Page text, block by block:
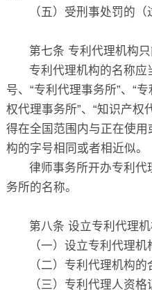
（五）受刑事处罚的（
第七条 专利代理机构
专利代理机构的名称
号、“专利代理事务所”、“
权代理事务所”、“知识产权
得在全国范围内与正在使
构的字号相同或者相近似。
律师事务所开办专利代
务所的名称。
第八条 设立专利代理
（一）设立专利代理
（二）专利代理机构
（三）专利代理人资